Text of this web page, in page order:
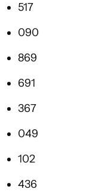
517
090
869
691
367
049
102
436